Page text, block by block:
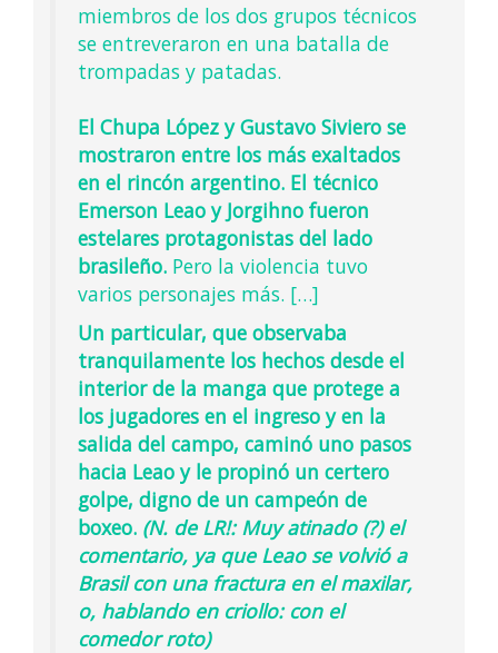
miembros de los dos grupos técnicos
se entreveraron en una batalla de
trompadas y patadas.
El Chupa López y Gustavo Siviero se
mostraron entre los más exaltados
en el rincón argentino. El técnico
Emerson Leao y Jorgihno fueron
estelares protagonistas del lado
brasileño. Pero la violencia tuvo
varios personajes más. […]
Un particular, que observaba
tranquilamente los hechos desde el
interior de la manga que protege a
los jugadores en el ingreso y en la
salida del campo, caminó uno pasos
hacia Leao y le propinó un certero
golpe, digno de un campeón de
boxeo. (N. de LR!: Muy atinado (?) el
comentario, ya que Leao se volvió a
Brasil con una fractura en el maxilar,
o, hablando en criollo: con el
comedor roto)